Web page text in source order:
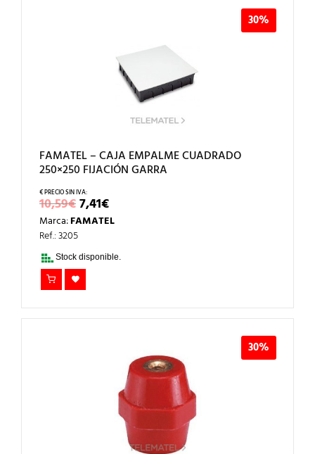
30%
FAMATEL – CAJA EMPALME CUADRADO
250×250 FIJACIÓN GARRA
10,59€EL
PRECIO
ORIGINAL
10,59€.
7,41€EL
PRECIO
ACTUAL
7,41€.
Marca:FAMATEL
Ref.: 3205
Stock disponible.
30%